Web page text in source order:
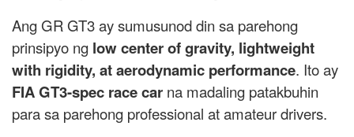
Ang GR GT3 ay sumusunod din sa parehong
prinsipyo ng low center of gravity, lightweight
with rigidity, at aerodynamic performance. Ito ay
FIA GT3-spec race car na madaling patakbuhin
para sa parehong professional at amateur drivers.